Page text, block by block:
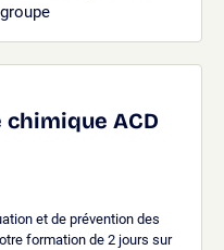
groupe
ACD
et de prévention des
formation de 2 jours sur